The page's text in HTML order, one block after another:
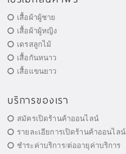
เสื้อผ้าผู้ชาย
เสื้อผ้าผู้หญิง
เดรสลูกไม้
เสื้อกันหนาว
เสื้อแขนยาว
บริการของเรา
สมัครเปิดร้านค้าออนไลน์
รายละเอียการเปิดร้านค้าออนไลน์
ชำระค่าบริการ/ต่ออายุค่าบริการ